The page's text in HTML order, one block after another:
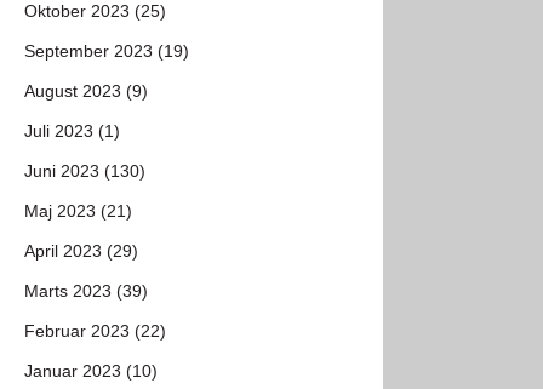
Oktober 2023 (25)
September 2023 (19)
August 2023 (9)
Juli 2023 (1)
Juni 2023 (130)
Maj 2023 (21)
April 2023 (29)
Marts 2023 (39)
Februar 2023 (22)
Januar 2023 (10)